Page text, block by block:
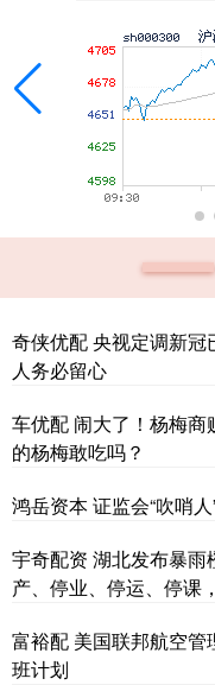
奇侠优配 央视定调新
人务必留心
车优配 闹大了！杨梅
的杨梅敢吃吗？
鸿岳资本 证监会“吹哨
宇奇配资 湖北发布暴
产、停业、停运、停课
富裕配 美国联邦航空
班计划